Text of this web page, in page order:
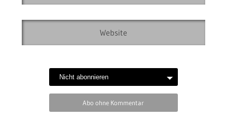
Abo ohne Kommentar